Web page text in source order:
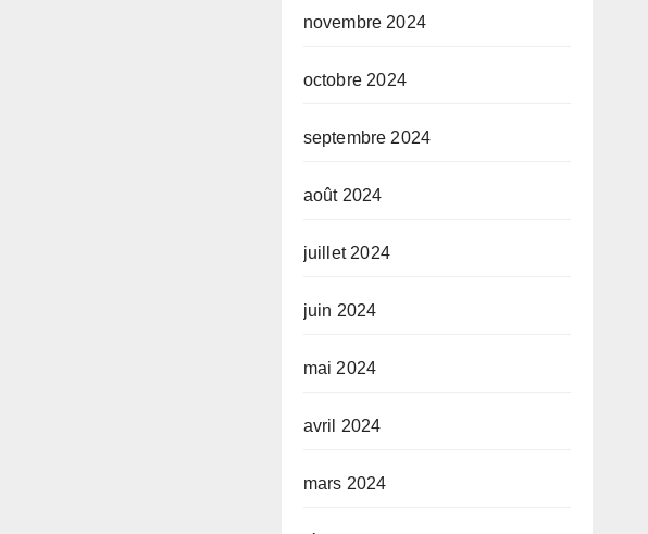
novembre 2024
octobre 2024
septembre 2024
août 2024
juillet 2024
juin 2024
mai 2024
avril 2024
mars 2024